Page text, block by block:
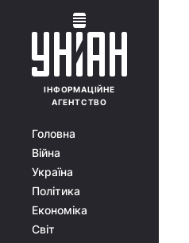
ІНФОРМАЦІЙНЕ
АГЕНТСТВО
Головна
Війна
Україна
Політика
Економіка
Світ